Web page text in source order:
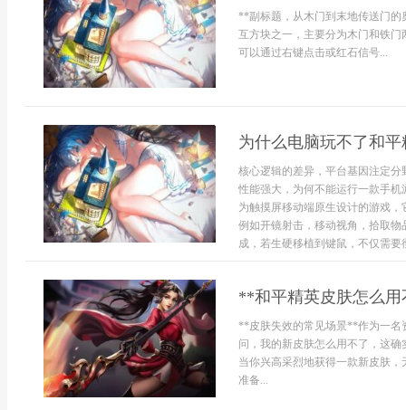
**副标题，从木门到末地传送门
互方块之一，主要分为木门和铁
可以通过右键点击或红石信号...
为什么电脑玩不了和
核心逻辑的差异，平台基因注定
性能强大，为何不能运行一款手
为触摸屏移动端原生设计的游戏
例如开镜射击，移动视角，拾取
成，若生硬移植到键鼠，不仅需要
**和平精英皮肤怎么
**皮肤失效的常见场景**作为一名
问，我的新皮肤怎么用不了，这
当你兴高采烈地获得一款新皮肤
准备...